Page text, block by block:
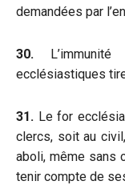
demandées par
30.
ecclésiastiques
31. Le for
clercs, soit au
aboli, même sans
tenir compte de